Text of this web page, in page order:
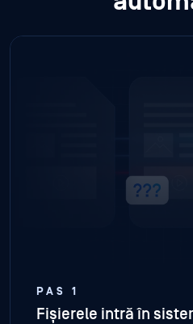
PAS 1
Fișierele intră în